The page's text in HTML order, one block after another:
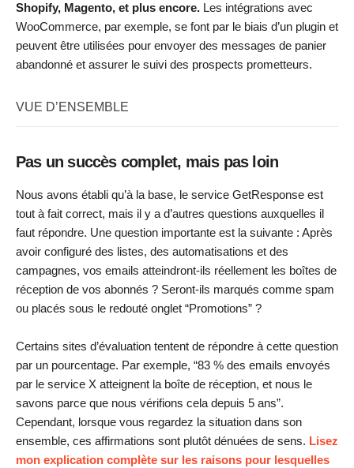
Shopify, Magento, et plus encore. Les intégrations avec
WooCommerce, par exemple, se font par le biais d’un plugin et
peuvent être utilisées pour envoyer des messages de panier
abandonné et assurer le suivi des prospects prometteurs.
VUE D’ENSEMBLE
Pas un succès complet, mais pas loin
Nous avons établi qu’à la base, le service GetResponse est
tout à fait correct, mais il y a d’autres questions auxquelles il
faut répondre. Une question importante est la suivante : Après
avoir configuré des listes, des automatisations et des
campagnes, vos emails atteindront-ils réellement les boîtes de
réception de vos abonnés ? Seront-ils marqués comme spam
ou placés sous le redouté onglet “Promotions” ?
Certains sites d’évaluation tentent de répondre à cette question
par un pourcentage. Par exemple, “83 % des emails envoyés
par le service X atteignent la boîte de réception, et nous le
savons parce que nous vérifions cela depuis 5 ans”.
Cependant, lorsque vous regardez la situation dans son
ensemble, ces affirmations sont plutôt dénuées de sens. Lisez
mon explication complète sur les raisons pour lesquelles